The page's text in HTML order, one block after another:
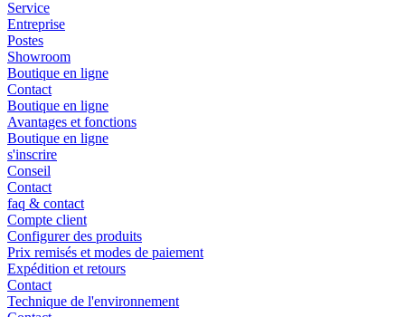
Service
Entreprise
Postes
Showroom
Boutique en ligne
Contact
Boutique en ligne
Avantages et fonctions
Boutique en ligne
s'inscrire
Conseil
Contact
faq & contact
Compte client
Configurer des produits
Prix remisés et modes de paiement
Expédition et retours
Contact
Technique de l'environnement